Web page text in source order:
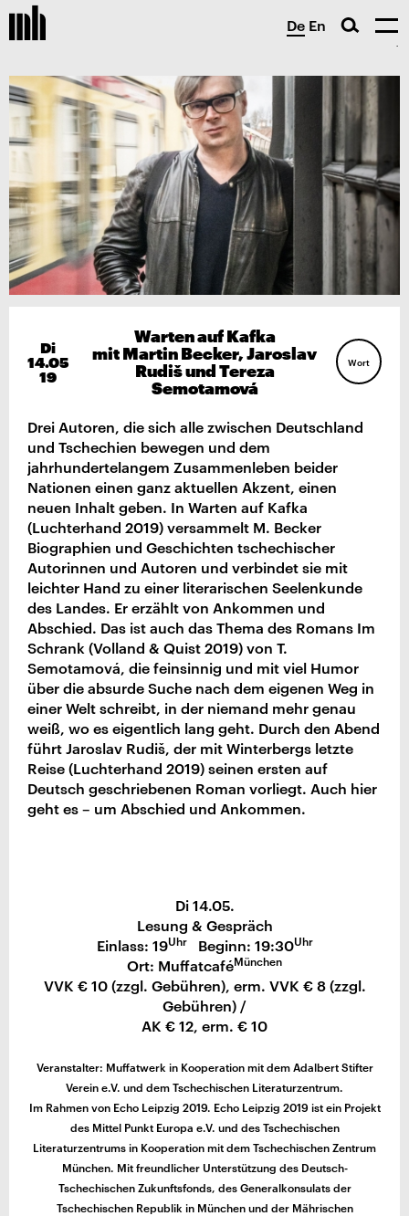
De En
Di
14.05
19
Warten auf Kafka
mit Martin Becker, Jaroslav
Rudiš und Tereza
Semotamová
Wort
Drei Autoren, die sich alle zwischen Deutschland
und Tschechien bewegen und dem
jahrhundertelangem Zusammenleben beider
Nationen einen ganz aktuellen Akzent, einen
neuen Inhalt geben. In Warten auf Kafka
(Luchterhand 2019) versammelt M. Becker
Biographien und Geschichten tschechischer
Autorinnen und Autoren und verbindet sie mit
leichter Hand zu einer literarischen Seelenkunde
des Landes. Er erzählt von Ankommen und
Abschied. Das ist auch das Thema des Romans Im
Schrank (Volland & Quist 2019) von T.
Semotamová, die feinsinnig und mit viel Humor
über die absurde Suche nach dem eigenen Weg in
einer Welt schreibt, in der niemand mehr genau
weiß, wo es eigentlich lang geht. Durch den Abend
führt Jaroslav Rudiš, der mit Winterbergs letzte
Reise (Luchterhand 2019) seinen ersten auf
Deutsch geschriebenen Roman vorliegt. Auch hier
geht es – um Abschied und Ankommen.
Di 14.05.
Lesung & Gespräch
Einlass: 19UhrBeginn: 19:30Uhr
Ort: MuffatcaféMünchen
VVK € 10 (zzgl. Gebühren), erm. VVK € 8 (zzgl.
Gebühren) /
AK € 12, erm. € 10
Veranstalter: Muffatwerk in Kooperation mit dem Adalbert Stifter
Verein e.V. und dem Tschechischen Literaturzentrum.
Im Rahmen von Echo Leipzig 2019. Echo Leipzig 2019 ist ein Projekt
des Mittel Punkt Europa e.V. und des Tschechischen
Literaturzentrums in Kooperation mit dem Tschechischen Zentrum
München. Mit freundlicher Unterstützung des Deutsch-
Tschechischen Zukunftsfonds, des Generalkonsulats der
Tschechischen Republik in München und der Mährischen